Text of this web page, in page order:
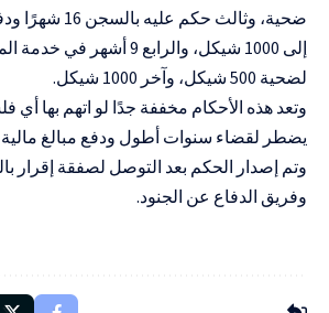
إلى 1000 شيكل، والرابع 9
لضحية 500 شيكل، وآخر 1000 شيكل.
وتعد هذه الأحكام مخففة جدًا لو اتهم بها أي
يضطر لقضاء سنوات أطول ودفع مبالغ مالية
وتم إصدار الحكم بعد التوصل لصفقة إقرار
وفريق الدفاع عن الجنود.